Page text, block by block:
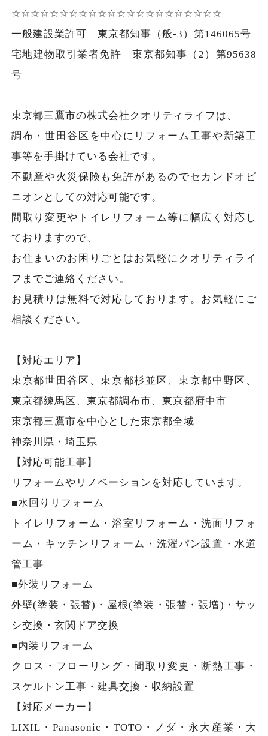
☆☆☆☆☆☆☆☆☆☆☆☆☆☆☆☆☆☆☆☆☆☆
一般建設業許可 東京都知事（般-3）第146065号
宅地建物取引業者免許 東京都知事（2）第95638
号
東京都三鷹市の株式会社クオリティライフは、
調布・世田谷区を中心にリフォーム工事や新築工
事等を手掛けている会社です。
不動産や火災保険も免許があるのでセカンドオピ
ニオンとしての対応可能です。
間取り変更やトイレリフォーム等に幅広く対応し
ておりますので、
お住まいのお困りごとはお気軽にクオリティライ
フまでご連絡ください。
お見積りは無料で対応しております。お気軽にご
相談ください。
【対応エリア】
東京都世田谷区、東京都杉並区、東京都中野区、
東京都練馬区、東京都調布市、東京都府中市
東京都三鷹市を中心とした東京都全域
神奈川県・埼玉県
【対応可能工事】
リフォームやリノベーションを対応しています。
■水回りリフォーム
トイレリフォーム・浴室リフォーム・洗面リフォ
ーム・キッチンリフォーム・洗濯パン設置・水道
管工事
■外装リフォーム
外壁(塗装・張替)・屋根(塗装・張替・張増)・サッ
シ交換・玄関ドア交換
■内装リフォーム
クロス・フローリング・間取り変更・断熱工事・
スケルトン工事・建具交換・収納設置
【対応メーカー】
LIXIL・Panasonic・TOTO・ノダ・永大産業・大